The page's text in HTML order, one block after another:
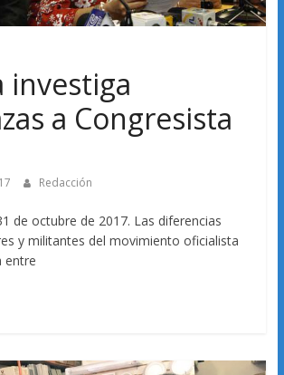
investiga
a Congresista
Redacción
de octubre de 2017. Las diferencias
y militantes del movimiento oficialista
entre